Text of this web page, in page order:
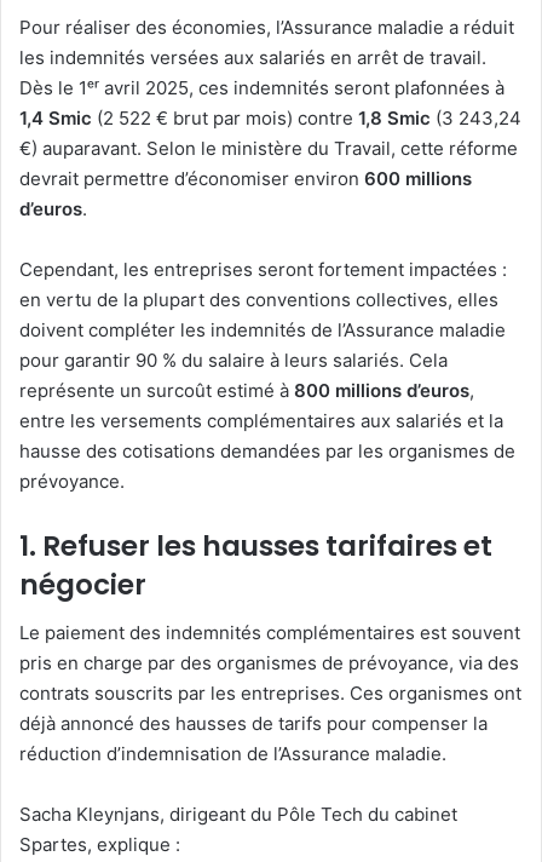
Pour réaliser des économies, l’Assurance maladie a réduit
les indemnités versées aux salariés en arrêt de travail.
Dès le 1ᵉʳ avril 2025, ces indemnités seront plafonnées à
1,4 Smic (2 522 € brut par mois) contre 1,8 Smic (3 243,24
€) auparavant. Selon le ministère du Travail, cette réforme
devrait permettre d’économiser environ 600 millions
d’euros.
Cependant, les entreprises seront fortement impactées :
en vertu de la plupart des conventions collectives, elles
doivent compléter les indemnités de l’Assurance maladie
pour garantir 90 % du salaire à leurs salariés. Cela
représente un surcoût estimé à 800 millions d’euros,
entre les versements complémentaires aux salariés et la
hausse des cotisations demandées par les organismes de
prévoyance.
1. Refuser les hausses tarifaires et
négocier
Le paiement des indemnités complémentaires est souvent
pris en charge par des organismes de prévoyance, via des
contrats souscrits par les entreprises. Ces organismes ont
déjà annoncé des hausses de tarifs pour compenser la
réduction d’indemnisation de l’Assurance maladie.
Sacha Kleynjans, dirigeant du Pôle Tech du cabinet
Spartes, explique :